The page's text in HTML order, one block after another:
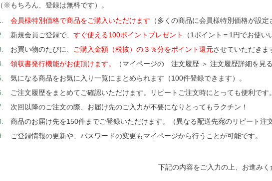
（※もちろん、登録は無料です）。
会員様特別価格で商品をご購入いただけます （多くの商品に会員様特別価格が設
新規会員ご登録で、 すぐ使える100ポイントプレゼント
（1ポイント＝1円でお使
お買い物のたびに、
ご購入金額（税抜）の３％分をポイント還元させていただき
領収書発行機能がお使頂けます。
（マイページの 注文履歴 ＞ 注文履歴詳細を見
気になる商品をお気に入り一覧にまとめられます（100件登録できます）。
ご注文履歴をまとめてご確認いただけます。リピートご注文時にとっても便利です
次回以降のご注文の際、お届け先のご入力が不要になりとってもラクチン！
商品のお届け先を150件までご登録いただけます。（異なる配送先宛のリピート
ご登録情報の更新や、パスワードの変更もマイページから行うことが可能です。
下記の内容をご入力の上、お進みく